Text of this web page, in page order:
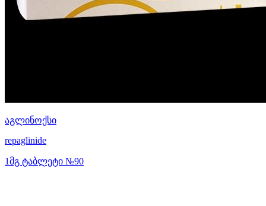
აგლინოქსი
repaglinide
1მგ ტაბლეტი №90